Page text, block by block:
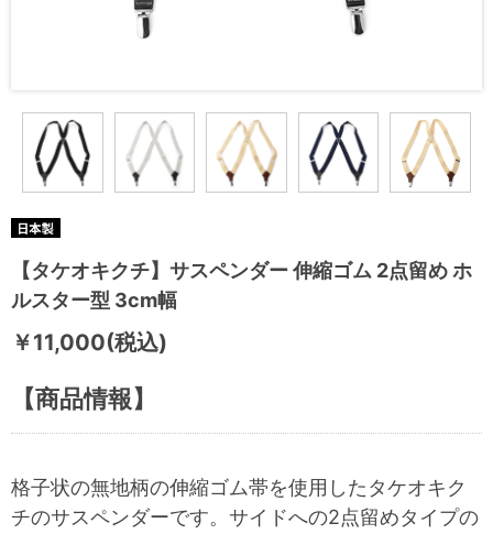
【タケオキクチ】サスペンダー 伸縮ゴム 2点留め ホ
ルスター型 3cm幅
￥11,000(税込)
【商品情報】
格子状の無地柄の伸縮ゴム帯を使用したタケオキク
チのサスペンダーです。サイドへの2点留めタイプの